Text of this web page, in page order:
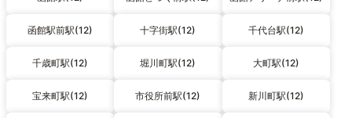
函館駅前駅(12) 十字街駅(12) 千代台駅(12)
千歳町駅(12) 堀川町駅(12) 大町駅(12)
宝来町駅(12) 市役所前駅(12) 新川町駅(12)